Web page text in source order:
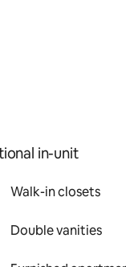
in-unit
Walk-in closets
Double vanities